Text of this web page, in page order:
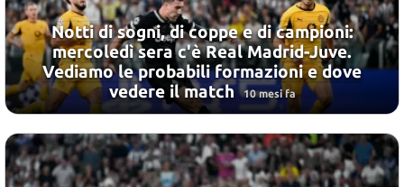
Notti di sogni, di coppe e di campioni:
mercoledì sera c'è Real Madrid-Juve.
Vediamo le probabili formazioni e dove
vedere il match 10 mesi fa